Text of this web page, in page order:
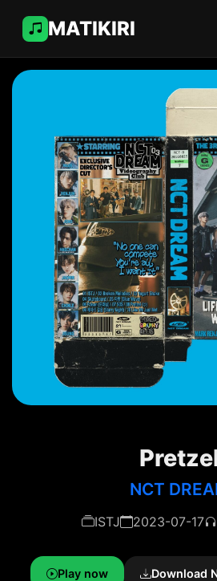
MATIKIRI
NCT
ISTJ 2023-07-17
Play now Download